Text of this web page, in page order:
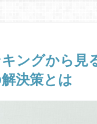
ングから見
決策とは